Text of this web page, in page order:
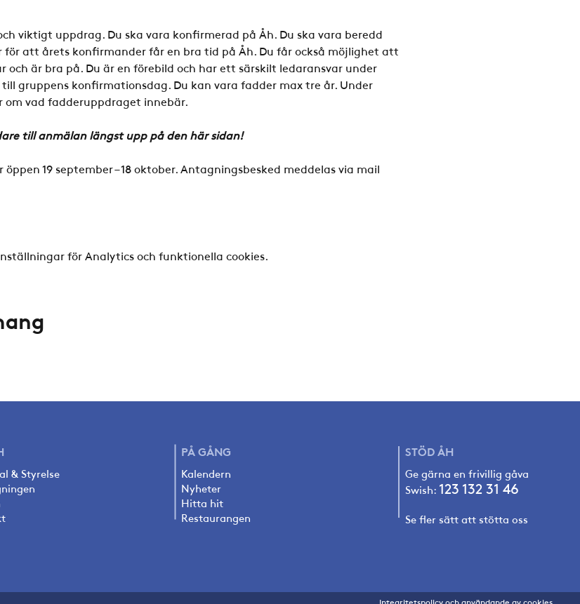
viktigt uppdrag. Du ska vara konfirmerad på Åh. Du ska vara beredd
för att årets konfirmander får en bra tid på Åh. Du får också möjlighet att
är bra på. Du är en förebild och har ett särskilt ledaransvar under
gruppens konfirmationsdag. Du kan vara fadder max tre år. Under
vad fadderuppdraget innebär.
till anmälan längst upp på den här sidan!
19 september – 18 oktober. Antagningsbesked meddelas via mail
för Analytics och funktionella cookies.
& Styrelse
PÅGÅNG
Kalendern
Nyheter
Hitta hit
Restaurangen
STÖDÅH
Ge gärna en frivillig gåva
Swish: 123 132 31 46
Se fler sätt att stötta oss